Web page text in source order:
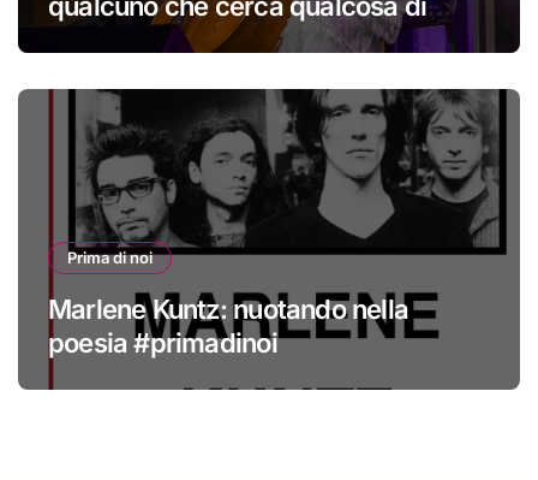
Prima di noi
Marlene Kuntz: nuotando nella
poesia #primadinoi